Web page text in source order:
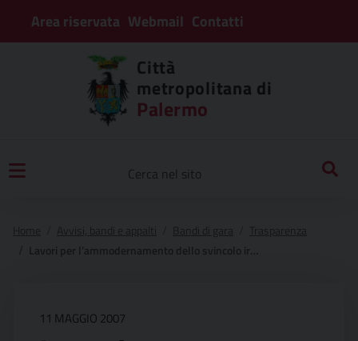
Area riservata Webmail Contatti
Città
metropolitana di
Palermo
11 MAGGIO 2007